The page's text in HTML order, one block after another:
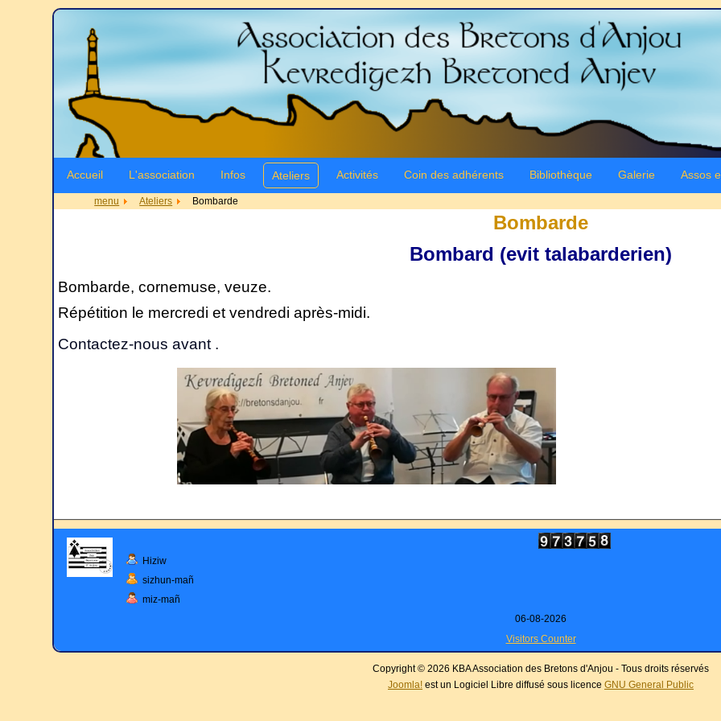
Accueil L'association Infos Ateliers Activités Coin des adhérents Bibliothèque Galerie Assos
menu Ateliers Bombarde
Bombarde
Bombard (evit talabarderien)
Bombarde, cornemuse, veuze.
Répétition le mercredi et vendredi après-midi.
Contactez-nous avant .
Hiziw
sizhun-mañ
miz-mañ
06-08-2026
Visitors Counter
Copyright © 2026 KBA Association des Bretons d'Anjou - Tous droits réservés
Joomla! est un Logiciel Libre diffusé sous licence GNU General Public